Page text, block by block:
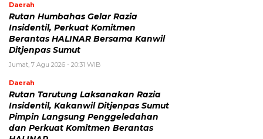
Daerah
Rutan Humbahas Gelar Razia
Insidentil, Perkuat Komitmen
Berantas HALINAR Bersama Kanwil
Ditjenpas Sumut
Jumat, 7 Agu 2026 - 20:31 WIB
Daerah
Rutan Tarutung Laksanakan Razia
Insidentil, Kakanwil Ditjenpas Sumut
Pimpin Langsung Penggeledahan
dan Perkuat Komitmen Berantas